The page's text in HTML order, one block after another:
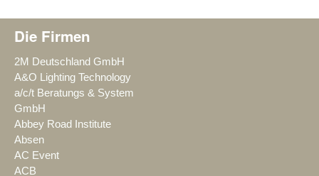
Die Firmen
2M Deutschland GmbH
A&O Lighting Technology
a/c/t Beratungs & System
GmbH
Abbey Road Institute
Absen
AC Event
ACB